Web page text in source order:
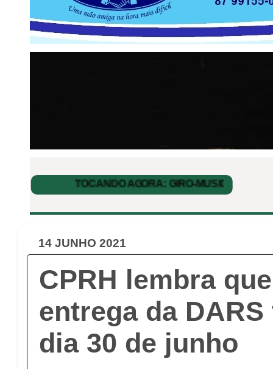
14 JUNHO 2021
CPRH lembra
entrega da
dia 30 de junho